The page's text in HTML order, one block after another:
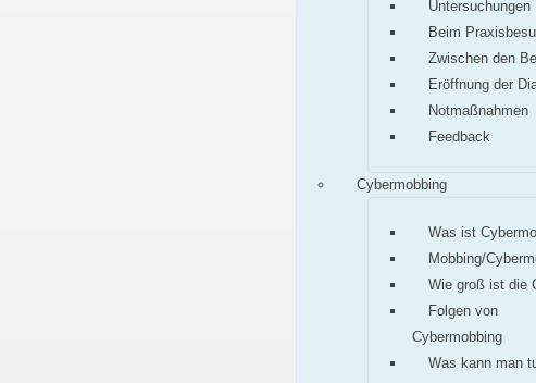
Untersuchungen
Beim
Zwischen den
Eröffnung der
Notmaßnahmen
Feedback
Cybermobbing
Was ist
Mobbing/
Wie groß ist die
Folgen von
Cybermobbing
Was kann man